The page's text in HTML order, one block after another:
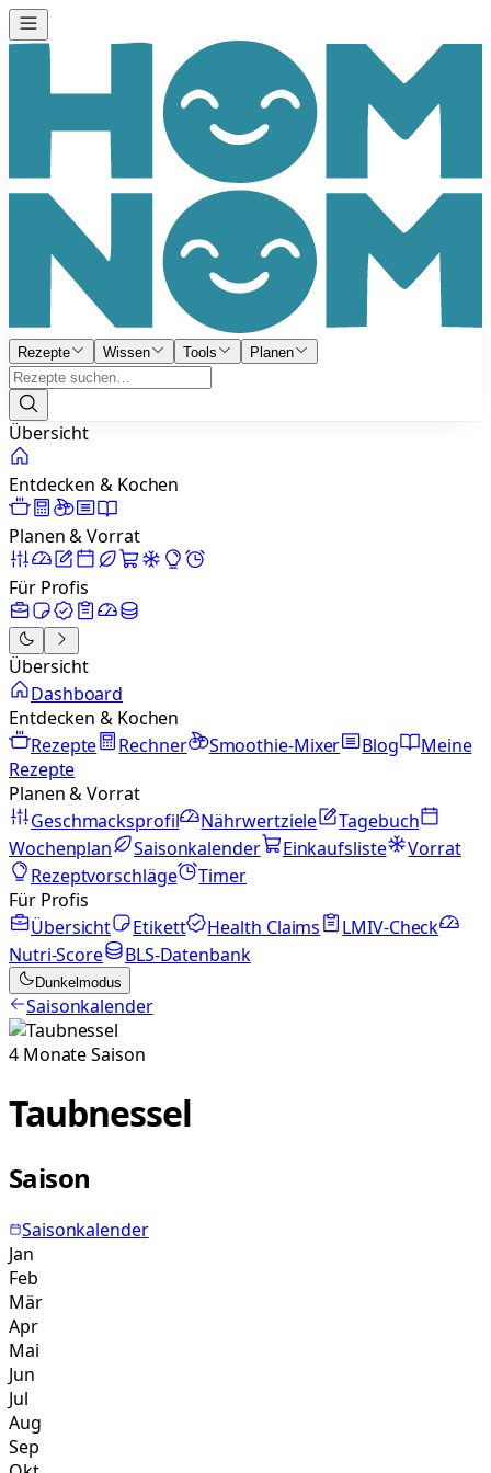
Rezepte Wissen Tools Planen
Übersicht
Entdecken & Kochen
Planen & Vorrat
Für Profis
Übersicht
Dashboard
Entdecken & Kochen
Rezepte
Rechner Smoothie-Mixer Blog
Meine
Rezepte
Planen & Vorrat
Geschmacksprofil
Nährwertziele
Tagebuch
Wochenplan
Saisonkalender Einkaufsliste
Vorrat
Rezeptvorschläge
Timer
Für Profis
Übersicht
Etikett Health Claims
LMIV-Check
Nutri-Score
BLS-Datenbank
Dunkelmodus
Saisonkalender
4 MonateSaison
Taubnessel
Saison
Saisonkalender
Jan
Feb
Mär
Apr
Mai
Jun
Jul
Aug
Sep